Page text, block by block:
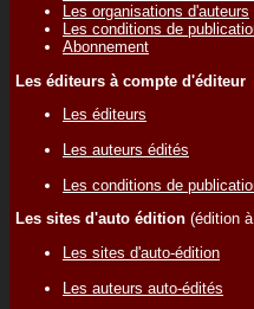
Les organisations d'auteurs
Les conditions de
Abonnement
Les éditeurs à compte d'éditeur
Les éditeurs
Les auteurs édités
Les conditions de
Les sites d'auto édition (édition
Les sites d'auto-édition
Les auteurs auto-édités